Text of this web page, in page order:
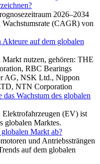
2026–2034
(CAGR) von
auf dem globalen
nutzen, gehören: THE
RBC Bearings
AG, NSK Ltd., Nippon
NTN Corporation
Wachstum des globalen
Elektrofahrzeugen (EV) ist
globalen Marktes.
Markt ab?
und Antriebssträngen
auf dem globalen